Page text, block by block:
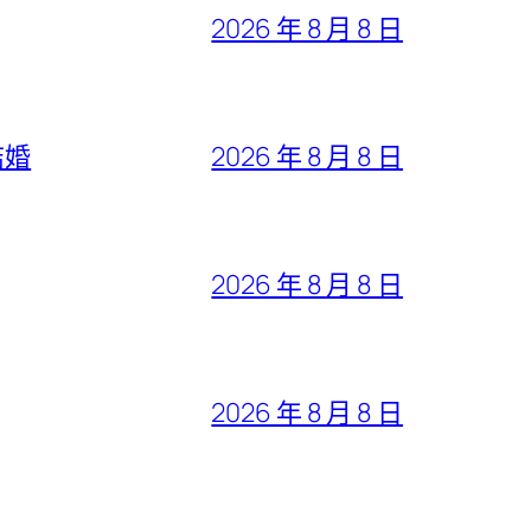
2026 年 8 月 8 日
2026 年 8 月 8 日
2026 年 8 月 8 日
2026 年 8 月 8 日